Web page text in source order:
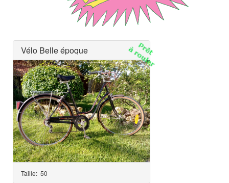
Vélo Belle époque
Taille: 50